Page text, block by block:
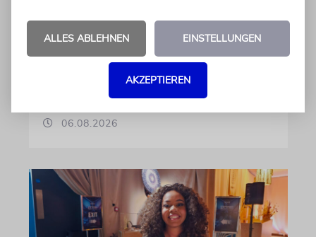
Journalist Jean Quatremer die beliebte
einen »entfesselten Antisemitismus« und eine
ideologische Schreckensherrschaft vor
06.08.2026
ALLES ABLEHNEN EINSTELLUNGEN
AKZEPTIEREN